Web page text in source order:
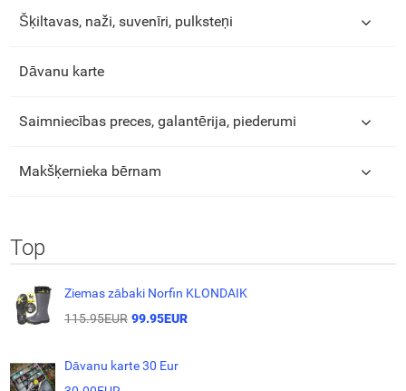
Šķiltavas, naži, suvenīri, pulksteņi
Dāvanu karte
Saimniecības preces, galantērija, piederumi
Makšķernieka bērnam
Top
Ziemas zābaki Norfin KLONDAIK
115.95EUR 99.95EUR
Dāvanu karte 30 Eur